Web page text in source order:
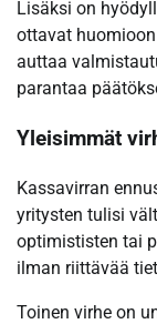
Lisäksi on
ottavat
auttaa
parantaa
Yleisimmät
Kassavirran
yritysten tulisi
optimististen tai
ilman riittävää
Toinen virhe on